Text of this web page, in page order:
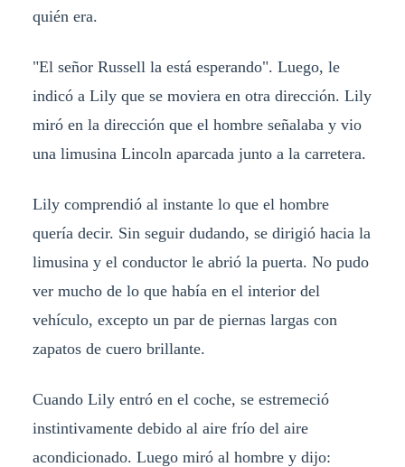
quién era.
"El señor Russell la está esperando". Luego, le
indicó a Lily que se moviera en otra dirección. Lily
miró en la dirección que el hombre señalaba y vio
una limusina Lincoln aparcada junto a la carretera.
Lily comprendió al instante lo que el hombre
quería decir. Sin seguir dudando, se dirigió hacia la
limusina y el conductor le abrió la puerta. No pudo
ver mucho de lo que había en el interior del
vehículo, excepto un par de piernas largas con
zapatos de cuero brillante.
Cuando Lily entró en el coche, se estremeció
instintivamente debido al aire frío del aire
acondicionado. Luego miró al hombre y dijo: